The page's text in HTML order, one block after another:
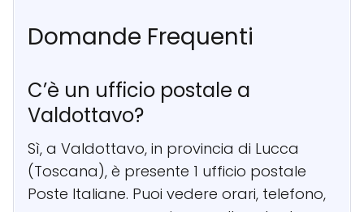
Domande Frequenti
C’è un ufficio postale a
Valdottavo?
Sì, a Valdottavo, in provincia di Lucca
(Toscana), è presente 1 ufficio postale
Poste Italiane. Puoi vedere orari, telefono,